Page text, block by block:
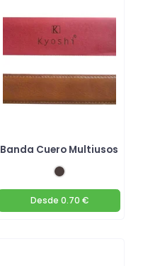
Banda Cuero Multiusos
Desde 0.70 €